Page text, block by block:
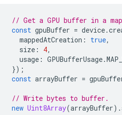
// Get a GPU buffer in a
const gpuBuffer = device.
mappedAtCreation : true,
size : 4,
usage : GPUBufferUsage.
});
const arrayBuffer =
// Write bytes to buffer.
new Uint8Array(arrayBuffer).